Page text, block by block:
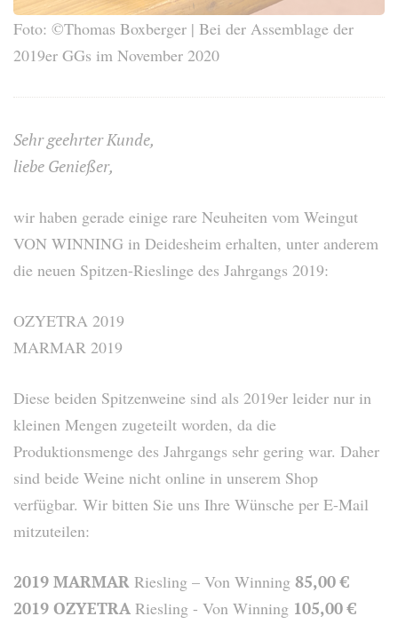
Foto: ©Thomas Boxberger | Bei der Assemblage der
2019er GGs im November 2020
Sehr geehrter Kunde,
liebe Genießer,
wir haben gerade einige rare Neuheiten vom Weingut
VON WINNING in Deidesheim erhalten, unter anderem
die neuen Spitzen-Rieslinge des Jahrgangs 2019:
OZYETRA 2019
MARMAR 2019
Diese beiden Spitzenweine sind als 2019er leider nur in
kleinen Mengen zugeteilt worden, da die
Produktionsmenge des Jahrgangs sehr gering war. Daher
sind beide Weine nicht online in unserem Shop
verfügbar. Wir bitten Sie uns Ihre Wünsche per E-Mail
mitzuteilen:
2019 MARMAR Riesling – Von Winning 85,00 €
2019 OZYETRA Riesling - Von Winning 105,00 €